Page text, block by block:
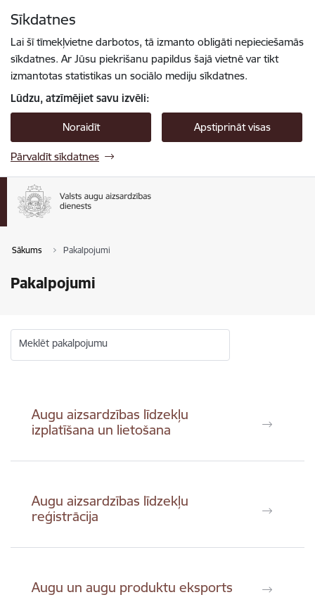
Sīkdatnes
Lai šī tīmekļvietne darbotos, tā izmanto obligāti nepieciešamās
sīkdatnes. Ar Jūsu piekrišanu papildus šajā vietnē var tikt
izmantotas statistikas un sociālo mediju sīkdatnes.
Lūdzu, atzīmējiet savu izvēli:
Noraidīt Apstiprināt visas
Pārvaldīt sīkdatnes
Sākums Pakalpojumi
Pakalpojumi
Meklēt pakalpojumu
Augu aizsardzības līdzekļu
izplatīšana un lietošana
Augu aizsardzības līdzekļu
reģistrācija
Augu un augu produktu eksports